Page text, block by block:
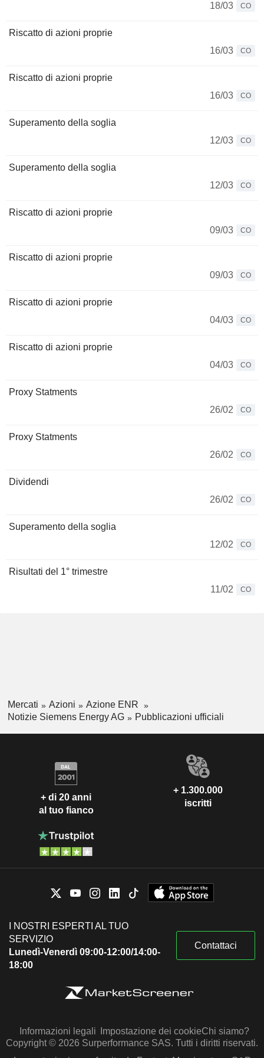
18/03
CO
Riscatto di azioni proprie
16/03
CO
Riscatto di azioni proprie
16/03
CO
Superamento della soglia
12/03
CO
Superamento della soglia
12/03
CO
Riscatto di azioni proprie
09/03
CO
Riscatto di azioni proprie
09/03
CO
Riscatto di azioni proprie
04/03
CO
Riscatto di azioni proprie
04/03
CO
Proxy Statments
26/02
CO
Proxy Statments
26/02
CO
Dividendi
26/02
CO
Superamento della soglia
12/02
CO
Risultati del 1° trimestre
11/02
CO
Mercati Azioni
Azione ENR
Notizie Siemens Energy AG
Pubblicazioni ufficiali
+ di 20 anni
al tuo fianco
+ 1.300.000
iscritti
I NOSTRI ESPERTI AL TUO
SERVIZIO
Lunedì-Venerdì 09:00-12:00/14:00-
18:00
Contattaci
Informazioni legali Impostazione dei cookieChi siamo?
Copyright © 2026 Surperformance SAS. Tutti i diritti riservati.